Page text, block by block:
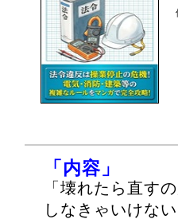
「内容」
「壊れたら直す
しなきゃいけな